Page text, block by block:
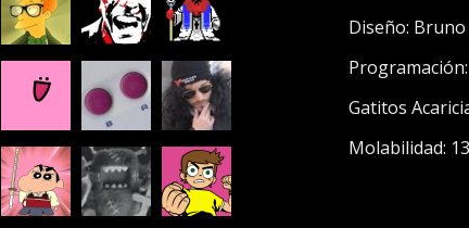
Diseño:
Programación:
Gatitos
Molabilidad: